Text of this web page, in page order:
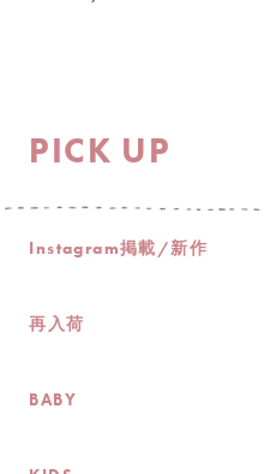
PICK UP
Instagram掲載/新作
再入荷
BABY